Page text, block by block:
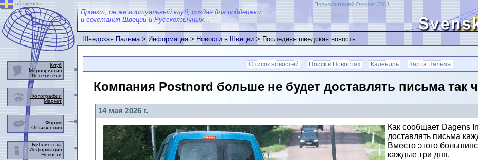
Проект, он же виртуальный клуб, создан для поддержки
и сочетания Швеции и Русскоязычных...
Пользователей On-line: 3763
Шведская Пальма>Информация>Новости в Швеции> Последняя шведская новость
Список новостей Поиск в Новостях Календрь Карта Пальмы
Компания Postnord больше не будет доставлять письма так
14 мая 2026 г.
Как сообщает Dagens
доставлять письма
Вместо этого
каждые три дня.
på svenska
Клуб
Мероприятия
Посетители
Фотографии
Маркет
Форум
Объявления
Библиотека
Информация
Новости